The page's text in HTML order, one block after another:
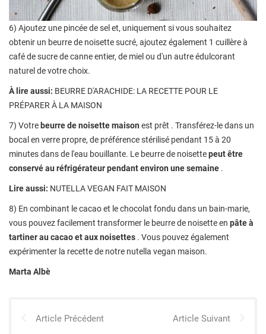
6) Ajoutez une pincée de sel et, uniquement si vous souhaitez
obtenir un beurre de noisette sucré, ajoutez également 1 cuillère à
café de sucre de canne entier, de miel ou d'un autre édulcorant
naturel de votre choix.
À lire aussi: BEURRE D'ARACHIDE: LA RECETTE POUR LE
PRÉPARER À LA MAISON
7) Votre beurre de noisette maison est prêt . Transférez-le dans un
bocal en verre propre, de préférence stérilisé pendant 15 à 20
minutes dans de l'eau bouillante. Le beurre de noisettepeut être
conservé au réfrigérateur pendant environ une semaine .
Lire aussi: NUTELLA VEGAN FAIT MAISON
8) En combinant le cacao et le chocolat fondu dans un bain-marie,
vous pouvez facilement transformer le beurre de noisette en pâte à
tartiner au cacao et aux noisettes . Vous pouvez également
expérimenter la recette de notre nutella vegan maison.
Marta Albè
Article Précédent Article Suivant